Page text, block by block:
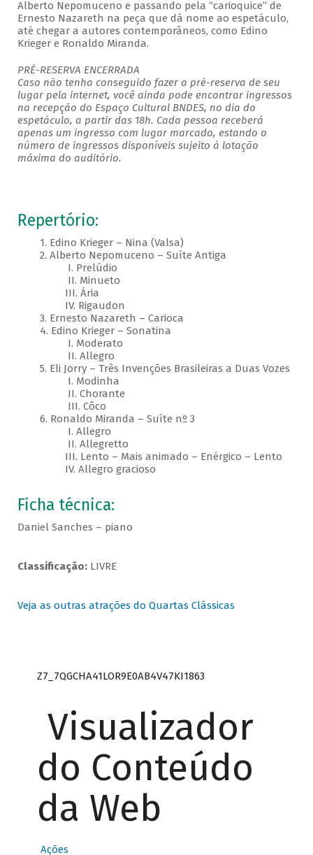
Alberto Nepomuceno e passando pela “carioquice” de
Ernesto Nazareth na peça que dá nome ao espetáculo,
até chegar a autores contemporâneos, como Edino
Krieger e Ronaldo Miranda.
PRÉ-RESERVA ENCERRADA
Caso não tenha conseguido fazer a pré-reserva de seu
lugar pela internet, você ainda pode encontrar ingressos
na recepção do Espaço Cultural BNDES, no dia do
espetáculo, a partir das 18h. Cada pessoa receberá
apenas um ingresso com lugar marcado, estando o
número de ingressos disponíveis sujeito à lotação
máxima do auditório.
Repertório:
1. Edino Krieger – Nina (Valsa)
2. Alberto Nepomuceno – Suíte Antiga
I. Prelúdio
II. Minueto
III. Ária
IV. Rigaudon
3. Ernesto Nazareth – Carioca
4. Edino Krieger – Sonatina
I. Moderato
II. Allegro
5. Eli Jorry – Três Invenções Brasileiras a Duas Vozes
I. Modinha
II. Chorante
III. Côco
6. Ronaldo Miranda – Suíte nº 3
I. Allegro
II. Allegretto
III. Lento – Mais animado – Enérgico – Lento
IV. Allegro gracioso
Ficha técnica:
Daniel Sanches – piano
Classificação:LIVRE
Veja as outras atrações do Quartas Clássicas
Z7_7QGCHA41LOR9E0AB4V47KI1863
Visualizador
do Conteúdo
da Web
Ações